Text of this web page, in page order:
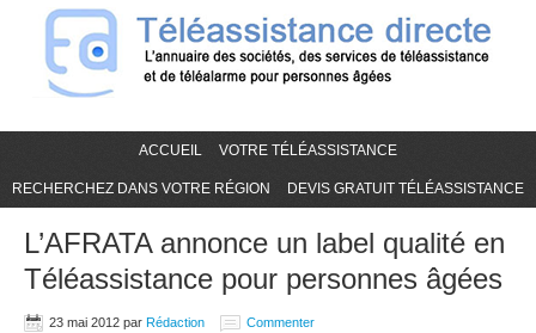
ACCUEIL VOTRE TÉLÉASSISTANCE
RECHERCHEZ DANS VOTRE RÉGION DEVIS GRATUIT TÉLÉASSISTANCE
L’AFRATA annonce un label qualité en
Téléassistance pour personnes âgées
23 mai 2012 par Rédaction Commenter